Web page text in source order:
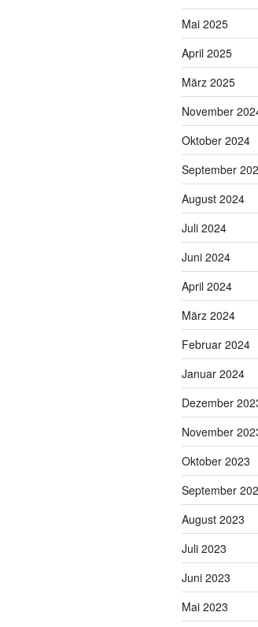
Mai 2025
April 2025
März 2025
November
Oktober 2024
September
August 2024
Juli 2024
Juni 2024
April 2024
März 2024
Februar 2024
Januar 2024
Dezember
November
Oktober 2023
September
August 2023
Juli 2023
Juni 2023
Mai 2023